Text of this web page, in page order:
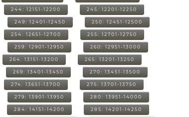
244: 12151-12200 245: 12201-12250
249: 12401-12450 250: 12451-12500
254: 12651-12700 255: 12701-12750
259: 12901-12950 260: 12951-13000
264: 13151-13200 265: 13201-13250
269: 13401-13450 270: 13451-13500
274: 13651-13700 275: 13701-13750
279: 13901-13950 280: 13951-14000
284: 14151-14200 285: 14201-14250